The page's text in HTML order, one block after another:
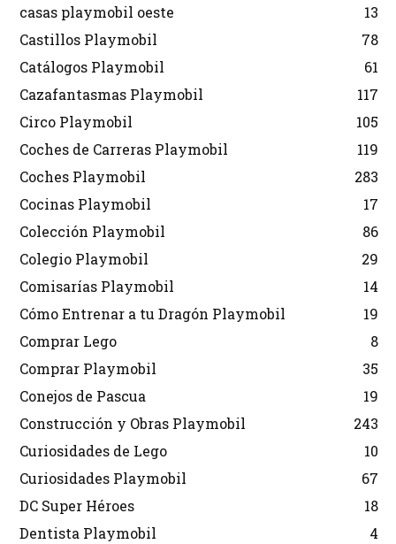
casas playmobil oeste
13
Castillos Playmobil
78
Catálogos Playmobil
61
Cazafantasmas Playmobil
117
Circo Playmobil
105
Coches de Carreras Playmobil
119
Coches Playmobil
283
Cocinas Playmobil
17
Colección Playmobil
86
Colegio Playmobil
29
Comisarías Playmobil
14
Cómo Entrenar a tu Dragón Playmobil
19
Comprar Lego
8
Comprar Playmobil
35
Conejos de Pascua
19
Construcción y Obras Playmobil
243
Curiosidades de Lego
10
Curiosidades Playmobil
67
DC Super Héroes
18
Dentista Playmobil
4